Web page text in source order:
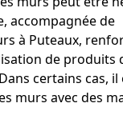
accompagnée de
à Puteaux,
de produits
certains cas,
murs avec des